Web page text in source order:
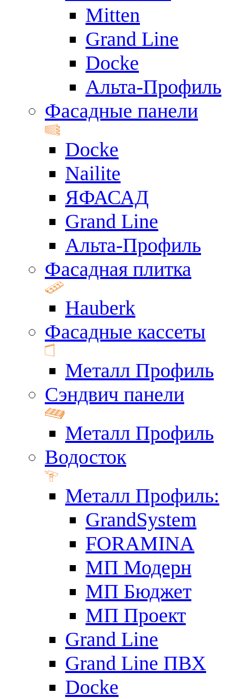
Mitten
Grand Line
Docke
Альта-Профиль
Фасадные панели
Docke
Nailite
ЯФАСАД
Grand Line
Альта-Профиль
Фасадная плитка
Hauberk
Фасадные кассеты
Металл Профиль
Сэндвич панели
Металл Профиль
Водосток
Металл Профиль:
GrandSystem
FORAMINA
МП Модерн
МП Бюджет
МП Проект
Grand Line
Grand Line ПВХ
Docke